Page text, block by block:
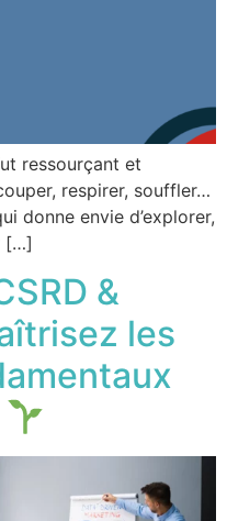
ressourçant et
respirer, souffler…
donne envie d’explorer,
[…]
&
les